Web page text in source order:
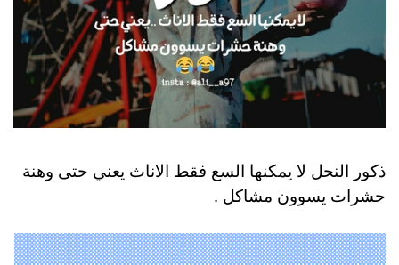
ذكور النحل لا يمكنها السع فقط الاناث يعني حتى وهنة
حشرات يسوون مشاكل .